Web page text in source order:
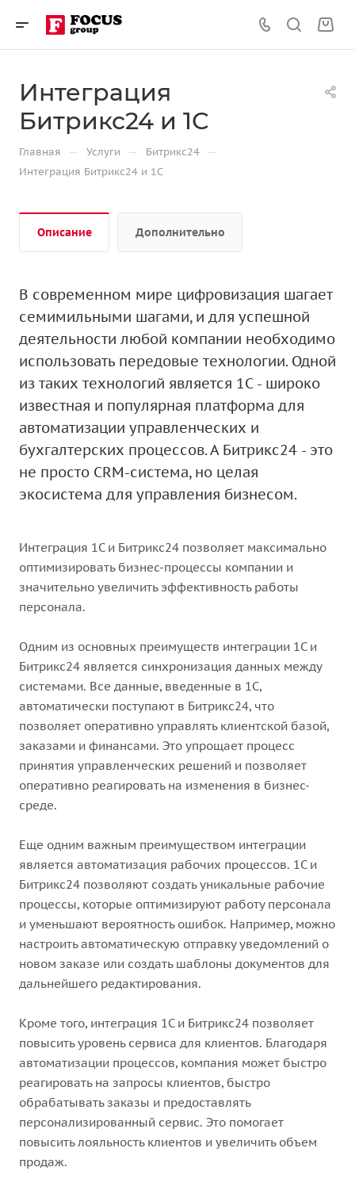
Интеграция
Битрикс24 и 1С
Главная — Услуги — Битрикс24 —
Интеграция Битрикс24 и 1С
Описание Дополнительно
В современном мире цифровизация шагает
семимильными шагами, и для успешной
деятельности любой компании необходимо
использовать передовые технологии. Одной
из таких технологий является 1С - широко
известная и популярная платформа для
автоматизации управленческих и
бухгалтерских процессов. А Битрикс24 - это
не просто CRM-система, но целая
экосистема для управления бизнесом.
Интеграция 1С и Битрикс24 позволяет максимально
оптимизировать бизнес-процессы компании и
значительно увеличить эффективность работы
персонала.
Одним из основных преимуществ интеграции 1С и
Битрикс24 является синхронизация данных между
системами. Все данные, введенные в 1С,
автоматически поступают в Битрикс24, что
позволяет оперативно управлять клиентской базой,
заказами и финансами. Это упрощает процесс
принятия управленческих решений и позволяет
оперативно реагировать на изменения в бизнес-
среде.
Еще одним важным преимуществом интеграции
является автоматизация рабочих процессов. 1С и
Битрикс24 позволяют создать уникальные рабочие
процессы, которые оптимизируют работу персонала
и уменьшают вероятность ошибок. Например, можно
настроить автоматическую отправку уведомлений о
новом заказе или создать шаблоны документов для
дальнейшего редактирования.
Кроме того, интеграция 1С и Битрикс24 позволяет
повысить уровень сервиса для клиентов. Благодаря
автоматизации процессов, компания может быстро
реагировать на запросы клиентов, быстро
обрабатывать заказы и предоставлять
персонализированный сервис. Это помогает
повысить лояльность клиентов и увеличить объем
продаж.